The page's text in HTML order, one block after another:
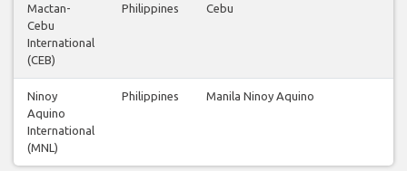
Mactan-
Cebu
International
(CEB)
Philippines Cebu
Ninoy
Aquino
International
(MNL)
Philippines Manila Ninoy Aquino